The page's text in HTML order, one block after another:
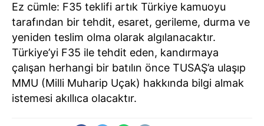
Ez cümle: F35 teklifi artık Türkiye kamuoyu
tarafından bir tehdit, esaret, gerileme, durma ve
yeniden teslim olma olarak algılanacaktır.
Türkiye’yi F35 ile tehdit eden, kandırmaya
çalışan herhangi bir batılın önce TUSAŞ’a ulaşıp
MMU (Milli Muharip Uçak) hakkında bilgi almak
istemesi akıllıca olacaktır.